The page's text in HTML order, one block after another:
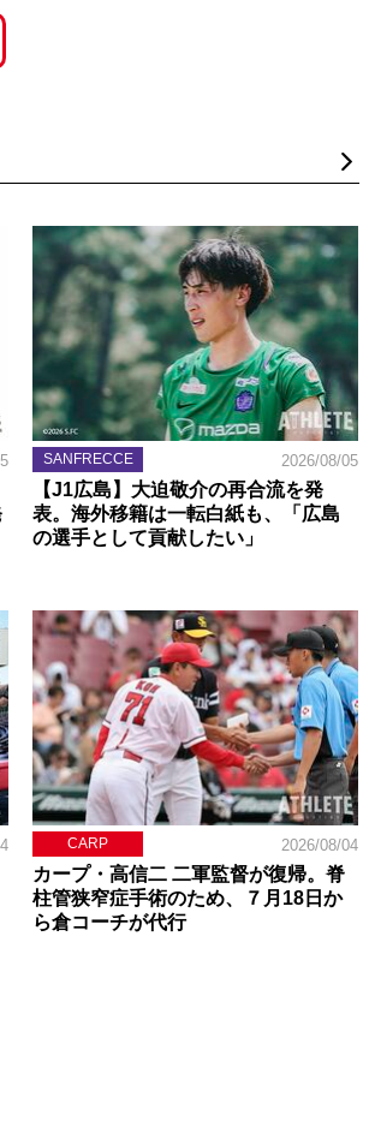
SANFRECCE 2026/08/05
【J1広島】大迫敬介の再合流を発
表。海外移籍は一転白紙も、「広島
の選手として貢献したい」
CARP 2026/08/04
カープ・高信二 二軍監督が復帰。脊
柱管狭窄症手術のため、７月18日か
ら倉コーチが代行